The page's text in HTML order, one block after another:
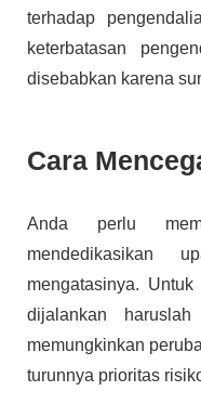
terhadap
keterbatasan
disebabkan karena
Cara
Anda perlu
mendedikasikan
mengatasinya.
dijalankan
memungkinkan
turunnya prioritas